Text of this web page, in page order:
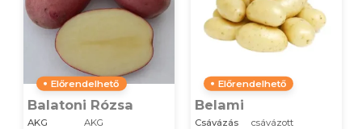
Előrendelhető
Balatoni Rózsa
AKG
AKG
Előrendelhető
Belami
Csávázás
csávázott